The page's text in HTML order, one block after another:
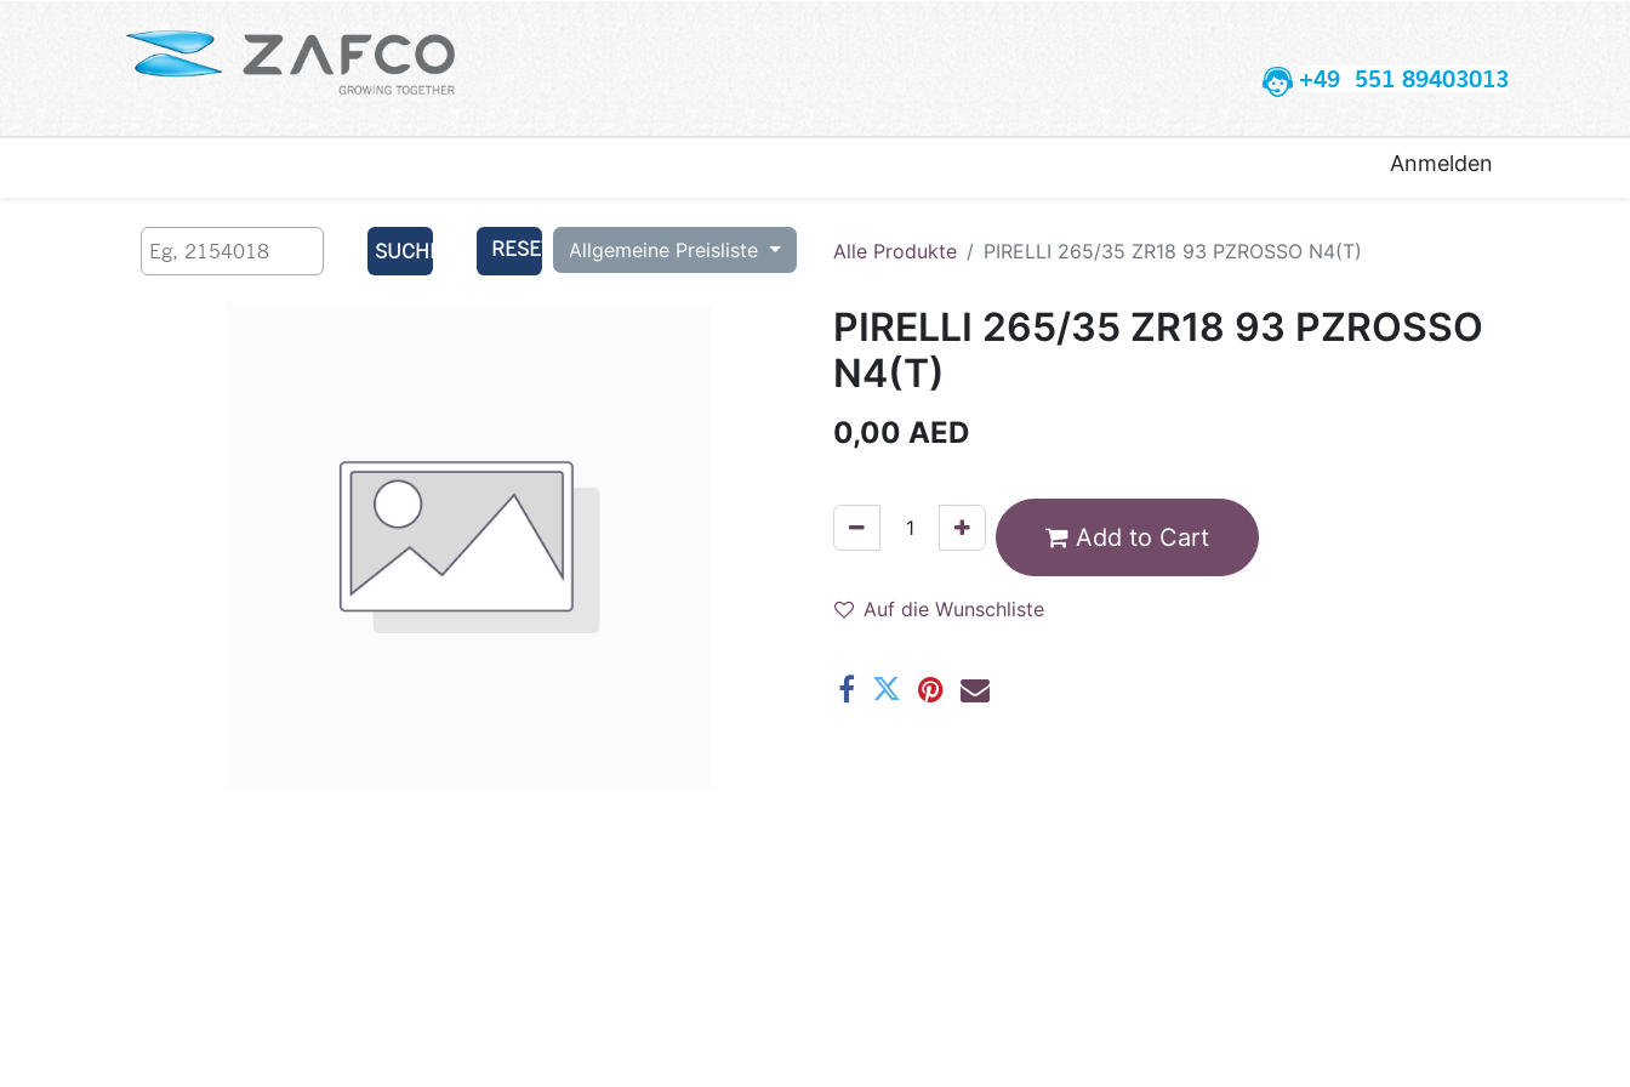
+49 551 89403013
Anmelden
SUCHEN RESET Allgemeine Preisliste Alle Produkte PIRELLI 265/35 ZR18 93 PZROSSO N4(T)
PIRELLI 265/35 ZR18 93 PZROSSO
N4(T)
0,00 AED
Add to Cart
Auf die Wunschliste